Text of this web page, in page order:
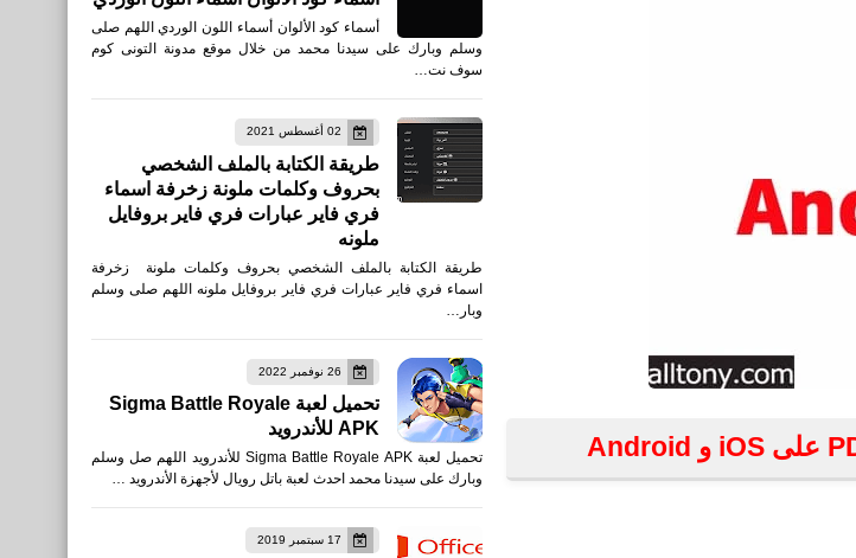
أسماء كود الألوان أسماء اللون الوردي اللهم صلى
وسلم وبارك على سيدنا محمد من خلال موقع مدونة التونى كوم
سوف نت…
02 أغسطس 2021
طريقة الكتابة بالملف الشخصي
بحروف وكلمات ملونة زخرفة اسماء
فري فاير عبارات فري فاير بروفايل
ملونه
طريقة الكتابة بالملف الشخصي بحروف وكلمات ملونة زخرفة
اسماء فري فاير عبارات فري فاير بروفايل ملونه اللهم صلى وسلم
وبار…
26 نوفمبر 2022
تحميل لعبة Sigma Battle Royale
APK للأندرويد
تحميل لعبة Sigma Battle Royale APK للأندرويد اللهم صل وسلم
وبارك على سيدنا محمد احدث لعبة باتل رويال لأجهزة الأندرويد …
17 سبتمبر 2019 العاب